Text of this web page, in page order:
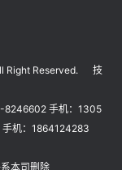
Right Reserved. 技
手机：1305
机：1864124283
联系本司删除